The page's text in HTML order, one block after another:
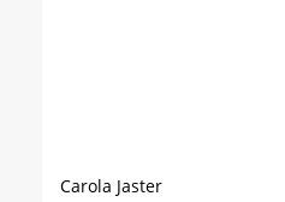
Carola Jaster